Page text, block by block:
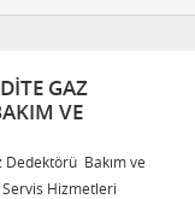
TÜRKAK AKREDITE
DEDEKTÖRÜ
Türkak Akredite Gaz
Kalibrasyon Teknik Servis